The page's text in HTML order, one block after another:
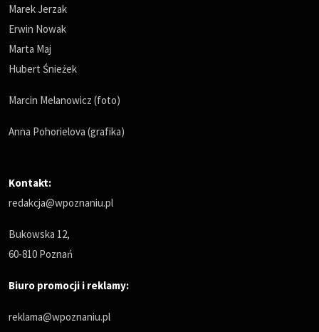
Marek Jerzak
Erwin Nowak
Marta Maj
Hubert Śnieżek
Marcin Melanowicz (foto)
Anna Pohorielova (grafika)
Kontakt:
redakcja@wpoznaniu.pl
Bukowska 12,
60-810 Poznań
Biuro promocji i reklamy:
reklama@wpoznaniu.pl